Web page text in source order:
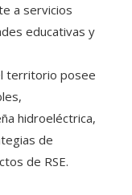
a servicios
educativas y
territorio posee
hidroeléctrica,
de
de RSE.